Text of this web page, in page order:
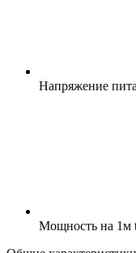
Напряжение
Мощность на 1м